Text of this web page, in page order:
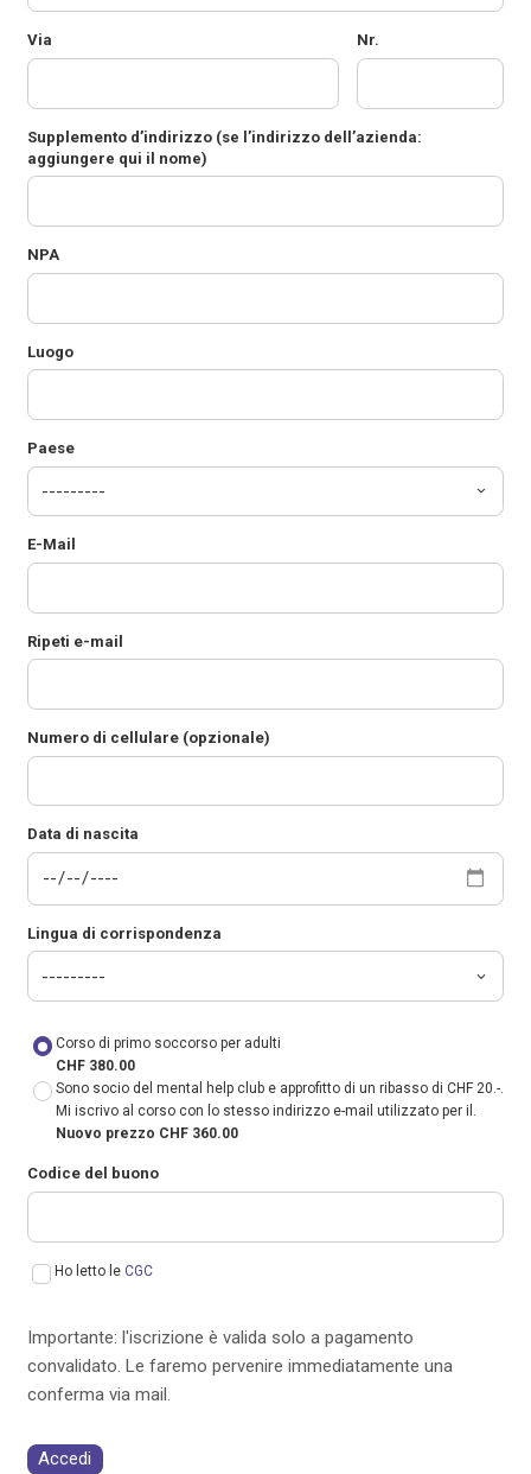
Via Nr.
Supplemento d’indirizzo (se l’indirizzo dell’azienda:
aggiungere qui il nome)
NPA
Luogo
Paese
E-Mail
Ripeti e-mail
Numero di cellulare (opzionale)
Data di nascita
Lingua di corrispondenza
Corso di primo soccorso per adulti
CHF 380.00
Sono socio del mental help club e approfitto di un ribasso di CHF 20.-.
Mi iscrivo al corso con lo stesso indirizzo e-mail utilizzato per il.
Nuovo prezzo CHF 360.00
Codice del buono
Ho letto le CGC
Importante: l'iscrizione è valida solo a pagamento
convalidato. Le faremo pervenire immediatamente una
conferma via mail.
Accedi